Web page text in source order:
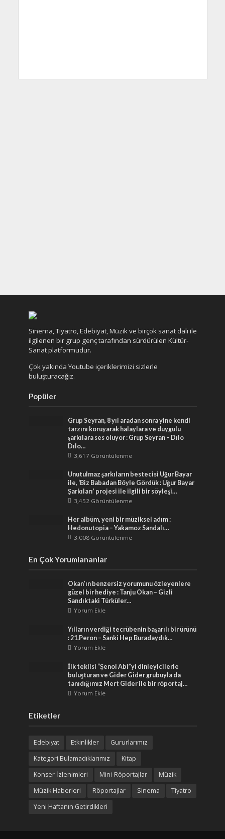
Sinema, Tiyatro, Edebiyat, Müzik ve birçok sanat dalı ile
ilgilenen bir grup genç tarafından sürdürülen Kültür-
Sanat platformudur.
Çok yakında Youtube içeriklerimizi sizlerle
buluşturacağız.
Popüler
Grup Seyran, 8 yıl aradan sonra yine kendi
tarzını koruyarak halaylara ve duygulu
şarkılara ses oluyor : Grup Seyran – Dılo
Dılo…
3,617 Görüntülenme
Unutulmaz şarkıların bestecisi Uğur Bayar
ile, ‘Biz Babadan Böyle Gördük : Uğur Bayar
Şarkıları’ projesi ile ilgili bir söyleşi…
3,452 Görüntülenme
Her albüm, yeni bir müziksel adım :
Hedonutopia – Yakamoz Sandalı…
3,008 Görüntülenme
En Çok Yorumlananlar
Okan’ın benzersiz yorumunu özleyenlere
güzel bir hediye : Tanju Okan – Gizli
Sandıktaki Türküler…
Yorum Ekle
Yılların verdiği tecrübenin başarılı bir ürünü
: 21.Peron – Sanki Hep Buradaydık…
Yorum Ekle
İlk teklisi “Şenol Abi”yi dinleyicilerle
buluşturan ve Gider Gider grubuyla da
tanıdığımız Mert Gider ile bir röportaj…
Yorum Ekle
Etiketler
Edebiyat Etkinlikler
Gururlarımız
Kategori Bulamadıklarımız
Kitap
Konser İzlenimleri
Mini-Röportajlar
Müzik
Müzik Haberleri
Röportajlar Sinema
Tiyatro
Yeni Haftanın Getirdikleri